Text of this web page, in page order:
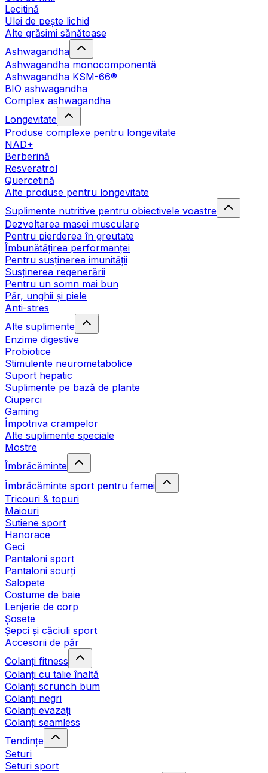
Lecitină
Ulei de pește lichid
Alte grăsimi sănătoase
Ashwagandha
Ashwagandha monocomponentă
Ashwagandha KSM-66®
BIO ashwagandha
Complex ashwagandha
Longevitate
Produse complexe pentru longevitate
NAD+
Berberină
Resveratrol
Quercetină
Alte produse pentru longevitate
Suplimente nutritive pentru obiectivele voastre
Dezvoltarea masei musculare
Pentru pierderea în greutate
Îmbunătățirea performanței
Pentru susținerea imunității
Susținerea regenerării
Pentru un somn mai bun
Păr, unghii și piele
Anti-stres
Alte suplimente
Enzime digestive
Probiotice
Stimulente neurometabolice
Suport hepatic
Suplimente pe bază de plante
Ciuperci
Gaming
Împotriva crampelor
Alte suplimente speciale
Mostre
Îmbrăcăminte
Îmbrăcăminte sport pentru femei
Tricouri & topuri
Maiouri
Sutiene sport
Hanorace
Geci
Pantaloni sport
Pantaloni scurți
Salopete
Costume de baie
Lenjerie de corp
Șosete
Șepci și căciuli sport
Accesorii de păr
Colanți fitness
Colanți cu talie înaltă
Colanți scrunch bum
Colanți negri
Colanți evazați
Colanți seamless
Tendințe
Seturi
Seturi sport